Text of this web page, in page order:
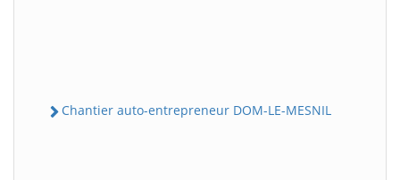
Chantier auto-entrepreneur DOM-LE-MESNIL